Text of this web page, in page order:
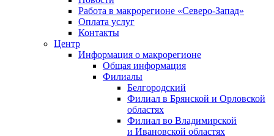
Работа в макрорегионе «Северо-Запад»
Оплата услуг
Контакты
Центр
Информация о макрорегионе
Общая информация
Филиалы
Белгородский
Филиал в Брянской и Орловской
областях
Филиал во Владимирской
и Ивановской областях